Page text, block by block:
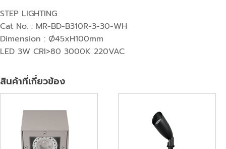
STEP LIGHTING
Cat No. : MR-BD-B310R-3-30-WH
Dimension : Ø45xH100mm
LED 3W CRI>80 3000K 220VAC
สินค้าที่เกี่ยวข้อง